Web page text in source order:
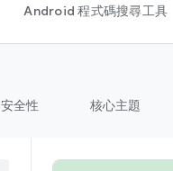
Android 程式碼搜尋工具
安全性 核心主題